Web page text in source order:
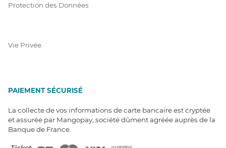
Protection des Données
Vie Privée
PAIEMENT SÉCURISÉ
La collecte de vos informations de carte bancaire est cryptée
et assurée par Mangopay, société dûment agréée auprès de la
Banque de France.